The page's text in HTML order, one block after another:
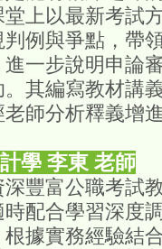
堂上以最新考試
判例與爭點，帶
進一步說明申論
。其編寫教材講
老師分析釋義增
學 李東 老師
深豐富公職考試
時配合學習深度
根據實務經驗結